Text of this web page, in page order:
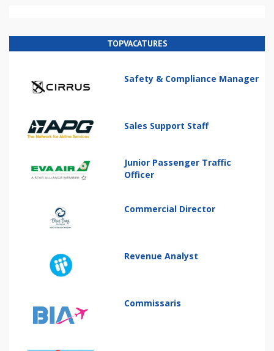
TOPVACATURES
Safety & Compliance Manager
Sales Support Staff
Junior Passenger Traffic
Officer
Commercial Director
Revenue Analyst
Commissaris